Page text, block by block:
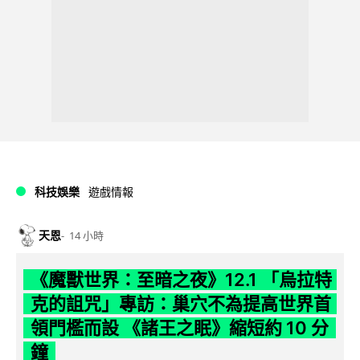
科技娛樂 遊戲情報
天恩 14 小時
《魔獸世界：至暗之夜》12.1 「烏拉特
克的詛咒」專訪：巢穴不為提高世界首
領門檻而設 《諸王之眠》縮短約 10 分
鐘